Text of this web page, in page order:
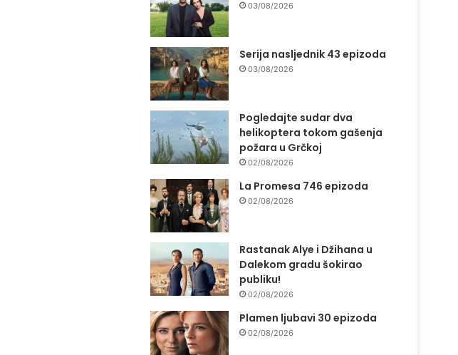
03/08/2026
Serija nasljednik 43 epizoda
03/08/2026
Pogledajte sudar dva
helikoptera tokom gašenja
požara u Grčkoj
02/08/2026
La Promesa 746 epizoda
02/08/2026
Rastanak Alye i Džihana u
Dalekom gradu šokirao
publiku!
02/08/2026
Plamen ljubavi 30 epizoda
02/08/2026